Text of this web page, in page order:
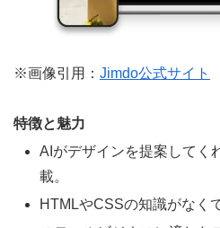
※画像引用： Jimdo公式サイト
特徴と魅力
AIがデザインを提案してく
載。
HTMLやCSSの知識がなく